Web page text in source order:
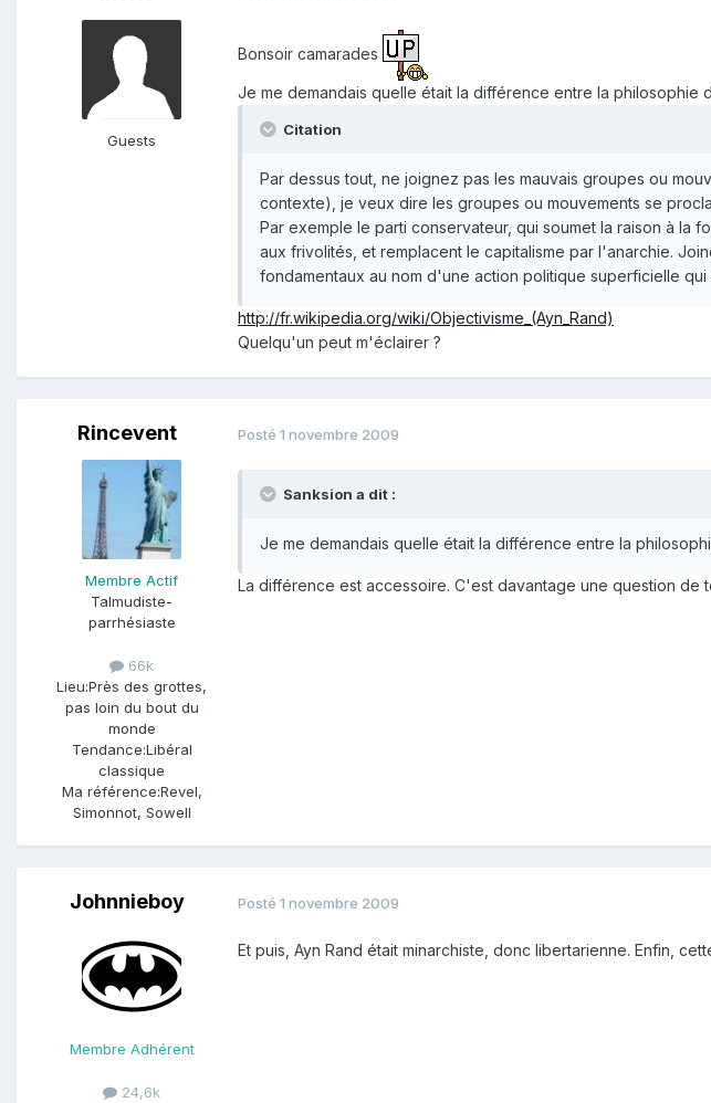
Guests
Bonsoir camarades
Je me demandais quelle était la différence entre la philosophie
Citation
Par dessus tout, ne joignez pas les mauvais groupes ou
contexte), je veux dire les groupes ou mouvements se
Par exemple le parti conservateur, qui soumet la raison à la
aux frivolités, et remplacent le capitalisme par l'anarchie.
fondamentaux au nom d'une action politique superficielle
http://fr.wikipedia.org/wiki/Objectivisme_(Ayn_Rand)
Quelqu'un peut m'éclairer ?
Rincevent
Membre Actif
Talmudiste-
parrhésiaste
66k
Lieu:Près des grottes,
pas loin du bout du
monde
Tendance:Libéral
classique
Ma référence:Revel,
Simonnot, Sowell
Posté 1 novembre 2009
Sanksion a dit :
Je me demandais quelle était la différence entre la
La différence est accessoire. C'est davantage une question de
Johnnieboy
Membre Adhérent
24,6k
Posté 1 novembre 2009
Et puis, Ayn Rand était minarchiste, donc libertarienne. Enfin,